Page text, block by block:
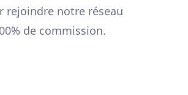
rejoindre notre réseau
de commission.